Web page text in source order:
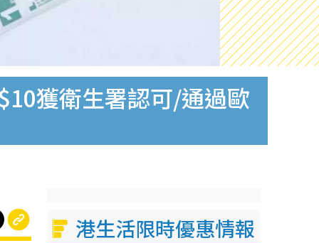
獲衛生署認可/通過歐
港生活限時優惠情報